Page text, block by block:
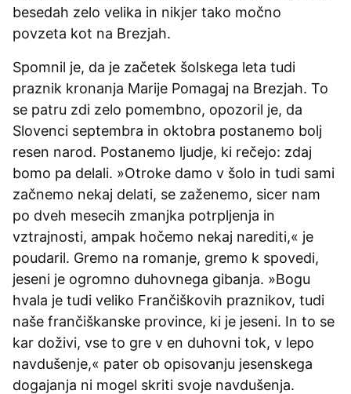
besedah zelo velika in nikjer tako močno
povzeta kot na Brezjah.
Spomnil je, da je začetek šolskega leta tudi
praznik kronanja Marije Pomagaj na Brezjah. To
se patru zdi zelo pomembno, opozoril je, da
Slovenci septembra in oktobra postanemo bolj
resen narod. Postanemo ljudje, ki rečejo: zdaj
bomo pa delali. »Otroke damo v šolo in tudi sami
začnemo nekaj delati, se zaženemo, sicer nam
po dveh mesecih zmanjka potrpljenja in
vztrajnosti, ampak hočemo nekaj narediti,« je
poudaril. Gremo na romanje, gremo k spovedi,
jeseni je ogromno duhovnega gibanja. »Bogu
hvala je tudi veliko Frančiškovih praznikov, tudi
naše frančiškanske province, ki je jeseni. In to se
kar doživi, vse to gre v en duhovni tok, v lepo
navdušenje,« pater ob opisovanju jesenskega
dogajanja ni mogel skriti svoje navdušenja.